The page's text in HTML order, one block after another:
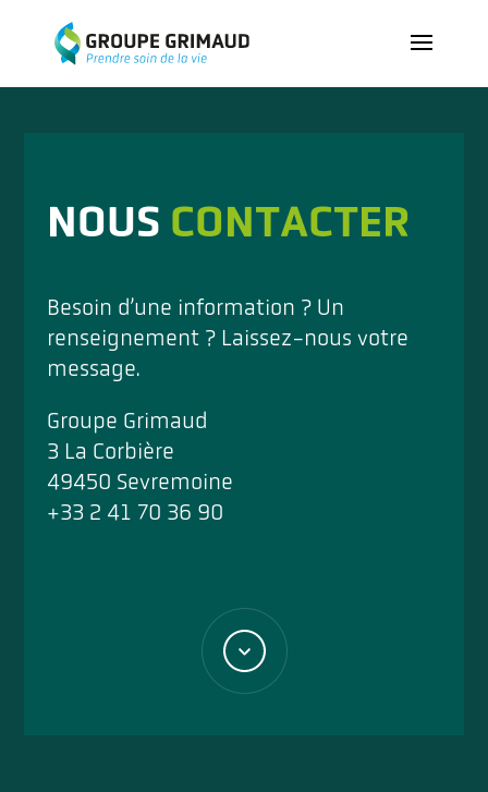
NOUS CONTACTER
Besoin d’une information ? Un
renseignement ? Laissez-nous votre
message.
Groupe Grimaud
3 La Corbière
49450 Sevremoine
+33 2 41 70 36 90